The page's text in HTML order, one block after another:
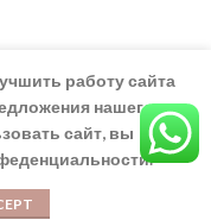
работу сайта
нашего
сайт, вы